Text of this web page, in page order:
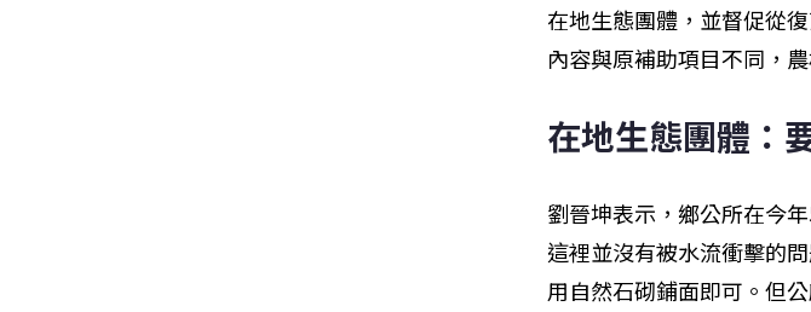
在地生態團體，並督促從
內容與原補助項目不同，
在地生態團體：
劉晉坤表示，鄉公所在今
這裡並沒有被水流衝擊的
用自然石砌鋪面即可。但